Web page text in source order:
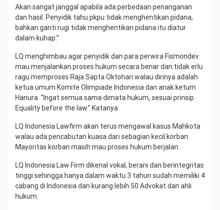
Akan sangat janggal apabila ada perbedaan penanganan
dan hasil. Penyidik tahu pkpu tidak menghentikan pidana,
bahkan ganti rugi tidak menghentikan pidana itu diatur
dalam kuhap.”
LQ menghimbau agar penyidik dan para perwira Fismondev
mau menjalankan proses hukum secara benar dan tidak erlu
ragu memproses Raja Sapta Oktohari walau dirinya adalah
ketua umum Komite Olimpiade Indonesia dan anak ketum
Hanura. “Ingat semua sama dimata hukum, sesuai prinsip
Equality before the law.” Katanya
LQ Indonesia Lawfirm akan terus mengawal kasus Mahkota
walau ada pencabutan kuasa dari sebagian kecil korban.
Mayoritas korban masih mau proses hukum berjalan.
LQ Indonesia Law Firm dikenal vokal, berani dan berintegritas
tinggi sehingga hanya dalam waktu 3 tahun sudah memiliki 4
cabang di Indonesia dan kurang lebih 50 Advokat dan ahli
hukum.